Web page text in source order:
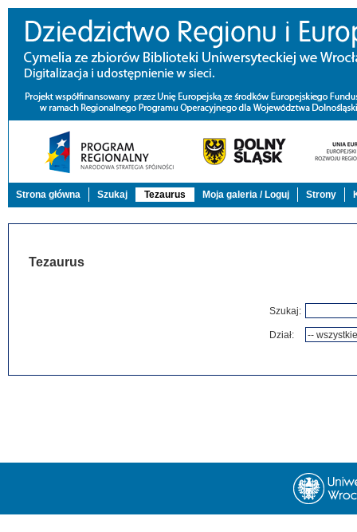
Strona główna Szukaj Tezaurus Moja galeria / Loguj Strony
Tezaurus
Szukaj:
Dział: